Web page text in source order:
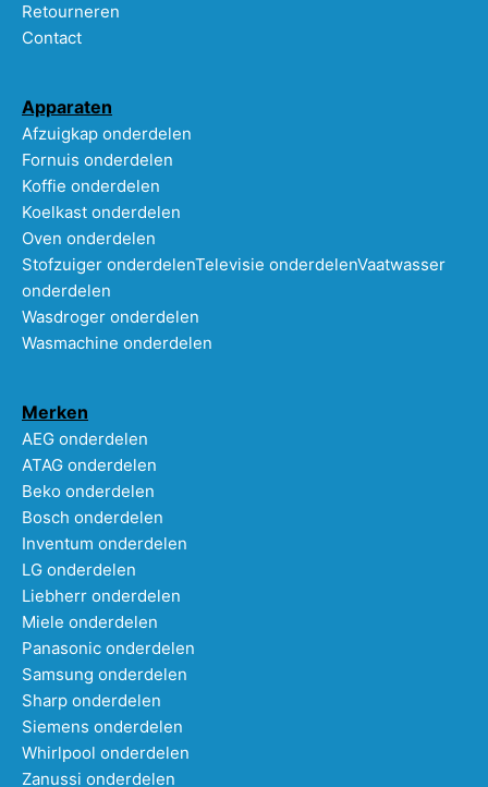
Retourneren
Contact
Apparaten
Afzuigkap onderdelen
Fornuis onderdelen
Koffie onderdelen
Koelkast onderdelen
Oven onderdelen
Stofzuiger onderdelenTelevisie onderdelenVaatwasser
onderdelen
Wasdroger onderdelen
Wasmachine onderdelen
Merken
AEG onderdelen
ATAG onderdelen
Beko onderdelen
Bosch onderdelen
Inventum onderdelen
LG onderdelen
Liebherr onderdelen
Miele onderdelen
Panasonic onderdelen
Samsung onderdelen
Sharp onderdelen
Siemens onderdelen
Whirlpool onderdelen
Zanussi onderdelen